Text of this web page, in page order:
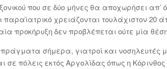
που σε δύο μήνες θα αποχωρήσει
παραϊατρικό χρειάζονται τουλάχιστον 20
προκήρυξη δεν προβλέπεται ούτε μία
σήμερα, γιατροί και νοσηλευτές
σε πόλεις εκτός Αργολίδας όπως η